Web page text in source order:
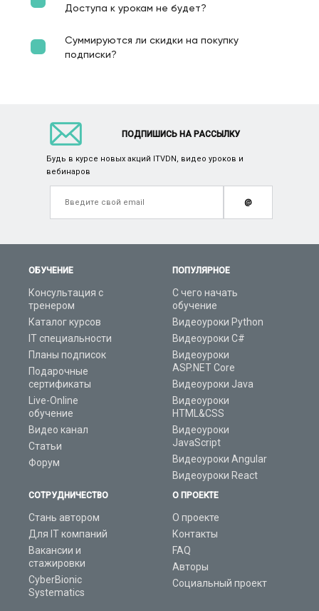
Доступа к урокам не будет?
Суммируются ли скидки на покупку
подписки?
ОБУЧЕНИЕ
Консультация с
тренером
Каталог курсов
IT специальности
Планы подписок
Подарочные
сертификаты
Live-Online
обучение
Видео канал
Статьи
Форум
ПОПУЛЯРНОЕ
С чего начать
обучение
Видеоуроки Python
Видеоуроки C#
Видеоуроки
ASP.NET Core
Видеоуроки Java
Видеоуроки
HTML&CSS
Видеоуроки
JavaScript
Видеоуроки Angular
Видеоуроки React
СОТРУДНИЧЕСТВО
Стань автором
Для IT компаний
Вакансии и
стажировки
CyberBionic
Systematics
О ПРОЕКТЕ
О проекте
Контакты
FAQ
Авторы
Социальный проект
ПОДПИШИСЬ НА РАССЫЛКУ
Будь в курсе новых акций ITVDN, видео уроков и
вебинаров
@